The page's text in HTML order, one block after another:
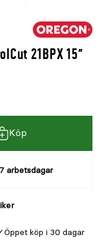
21BPX 15"
Köp
arbetsdagar
Öppet köp i 30 dagar